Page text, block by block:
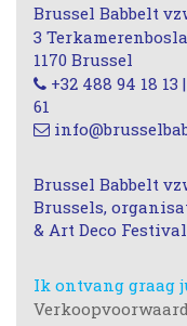
Brussel Babbelt
3
1170 Brussel
+32 488 94 18 13
61
Brussel Babbelt
Brussels,
& Art Deco
Ik ontvang graag